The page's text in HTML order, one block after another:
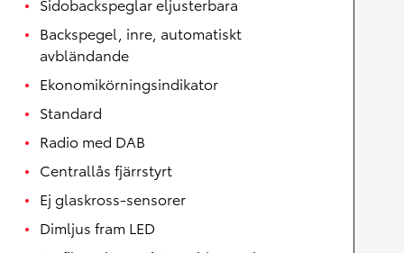
Backspegel, inre, automatiskt
avbländande
Ekonomikörningsindikator
Standard
Radio med DAB
Centrallås fjärrstyrt
Ej glaskross-sensorer
Dimljus fram LED